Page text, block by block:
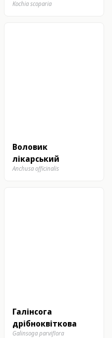
Kochia scoparia
Воловик
лікарський
Anchusa officinalis
Галінсога
дрібноквіткова
Galinsoga parviflora